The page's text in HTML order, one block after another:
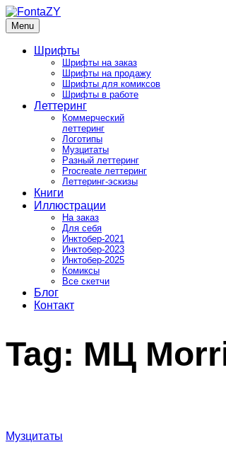
Skip
to
content
FontaZY
Fonts and pictures by Zakhar Yaschin
Menu
Шрифты
Шрифты на заказ
Шрифты на продажу
Шрифты для комиксов
Шрифты в работе
Леттеринг
Коммерческий
леттеринг
Логотипы
Музцитаты
Разный леттеринг
Procreate леттеринг
Леттеринг-эскизы
Книги
Иллюстрации
На заказ
Для себя
Инктобер-2021
Инктобер-2023
Инктобер-2025
Комиксы
Все скетчи
Блог
Контакт
Tag: МЦ
Музцитаты